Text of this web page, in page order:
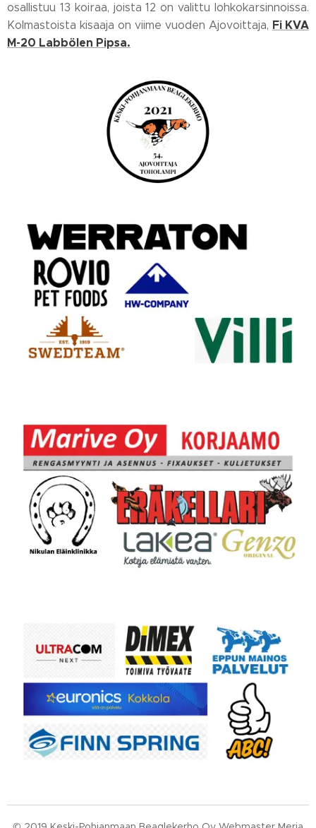
osallistuu 13 koiraa, joista 12 on valittu lohkokarsinnoissa.
Kolmastoista kisaaja on viime vuoden Ajovoittaja, Fi KVA
M-20 Labbölen Pipsa.